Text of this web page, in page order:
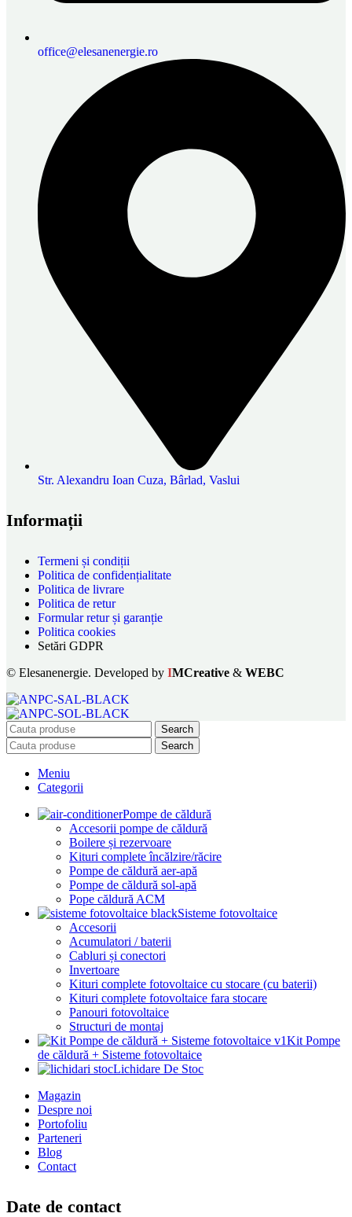
office@elesanenergie.ro
Str. Alexandru Ioan Cuza, Bârlad, Vaslui
Informații
Termeni și condiții
Politica de confidențialitate
Politica de livrare
Politica de retur
Formular retur și garanție
Politica cookies
Setări GDPR
© Elesanenergie. Developed by IMCreative & WEBC
Search
Search
Meniu
Categorii
Pompe de căldură
Accesorii pompe de căldură
Boilere și rezervoare
Kituri complete încălzire/răcire
Pompe de căldură aer-apă
Pompe de căldură sol-apă
Pope căldură ACM
Sisteme fotovoltaice
Accesorii
Acumulatori / baterii
Cabluri și conectori
Invertoare
Kituri complete fotovoltaice cu stocare (cu baterii)
Kituri complete fotovoltaice fara stocare
Panouri fotovoltaice
Structuri de montaj
Kit Pompe
de căldură + Sisteme fotovoltaice
Lichidare De Stoc
Magazin
Despre noi
Portofoliu
Parteneri
Blog
Contact
Date de contact